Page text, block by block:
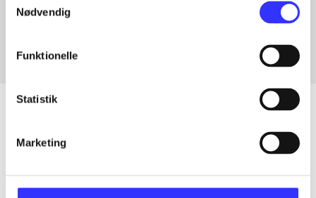
Nødvendig
Funktionelle
Statistik
Marketing
Fra
Artikler